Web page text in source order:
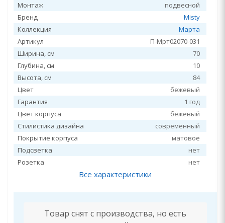
Монтаж
подвесной
Бренд
Misty
Коллекция
Марта
Артикул
П-Мрт02070-031
Ширина, см
70
Глубина, см
10
Высота, см
84
Цвет
бежевый
Гарантия
1 год
Цвет корпуса
бежевый
Стилистика дизайна
современный
Покрытие корпуса
матовое
Подсветка
нет
Розетка
нет
Все характеристики
Товар снят с производства, но есть